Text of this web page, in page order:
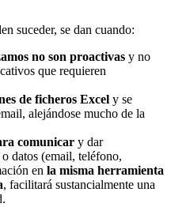
suceder, se dan cuando:
no son proactivas y no
que requieren
de ficheros Excel y se
alejándose mucho de la
comunicar y dar
datos (email, teléfono,
en la misma herramienta
, facilitará sustancialmente una